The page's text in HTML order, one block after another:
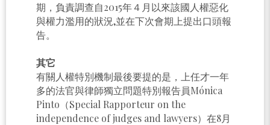
期，負責調查自2015年４月以來該國人權惡化
與權力濫用的狀況,並在下次會期上提出口頭報
告。
其它
有關人權特別機制最後要提的是，上任才一年
多的法官與律師獨立問題特別報告員Mónica
Pinto（Special Rapporteur on the
independence of judges and lawyers）在8月